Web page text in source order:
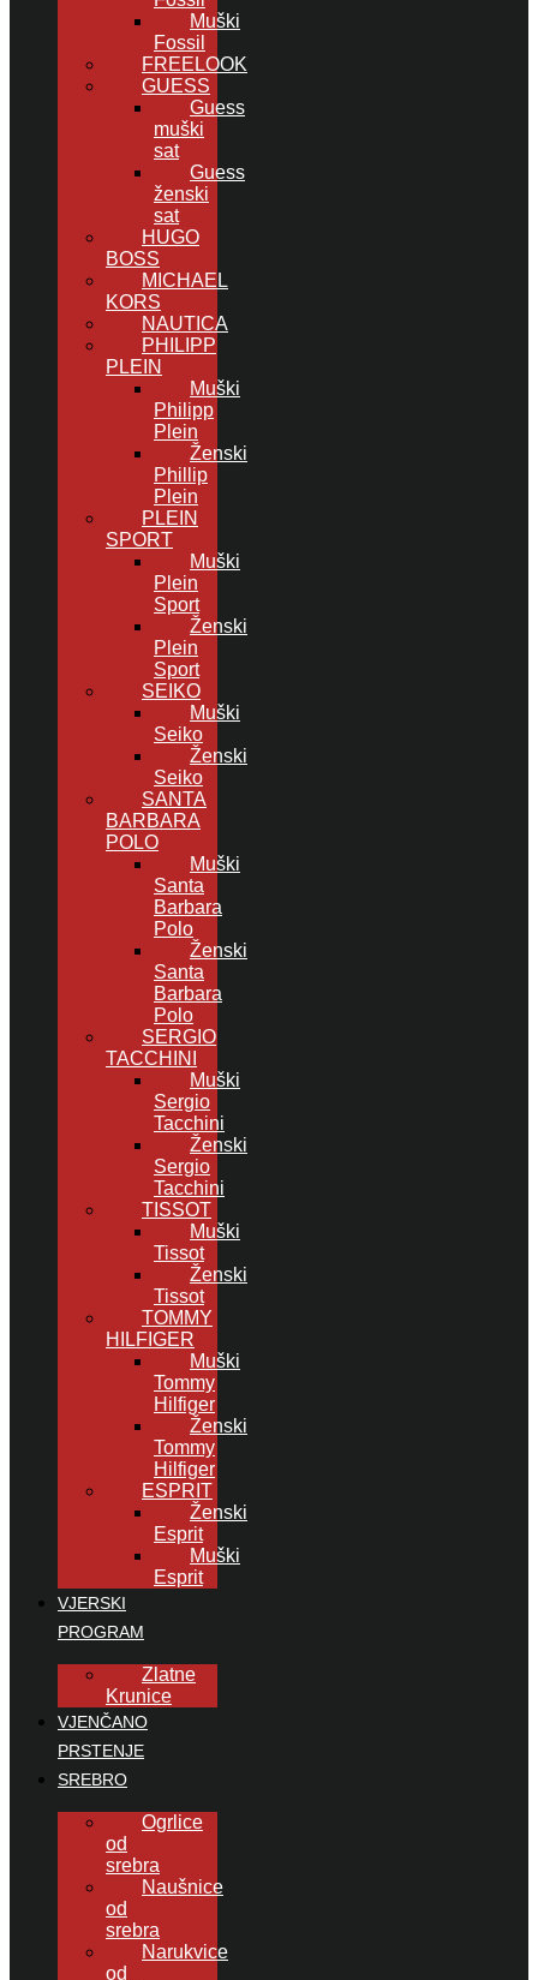
Muški
Fossil
FREELOOK
GUESS
Guess
muški
sat
Guess
ženski
sat
HUGO
BOSS
MICHAEL
KORS
NAUTICA
PHILIPP
PLEIN
Muški
Philipp
Plein
Ženski
Phillip
Plein
PLEIN
SPORT
Muški
Plein
Sport
Ženski
Plein
Sport
SEIKO
Muški
Seiko
Ženski
Seiko
SANTA
BARBARA
POLO
Muški
Santa
Barbara
Polo
Ženski
Santa
Barbara
Polo
SERGIO
TACCHINI
Muški
Sergio
Tacchini
Ženski
Sergio
Tacchini
TISSOT
Muški
Tissot
Ženski
Tissot
TOMMY
HILFIGER
Muški
Tommy
Hilfiger
Ženski
Tommy
Hilfiger
ESPRIT
Ženski
Esprit
Muški
Esprit
VJERSKI
PROGRAM
Zlatne
Krunice
VJENČANO
PRSTENJE
SREBRO
Ogrlice
od
srebra
Naušnice
od
srebra
Narukvice
od